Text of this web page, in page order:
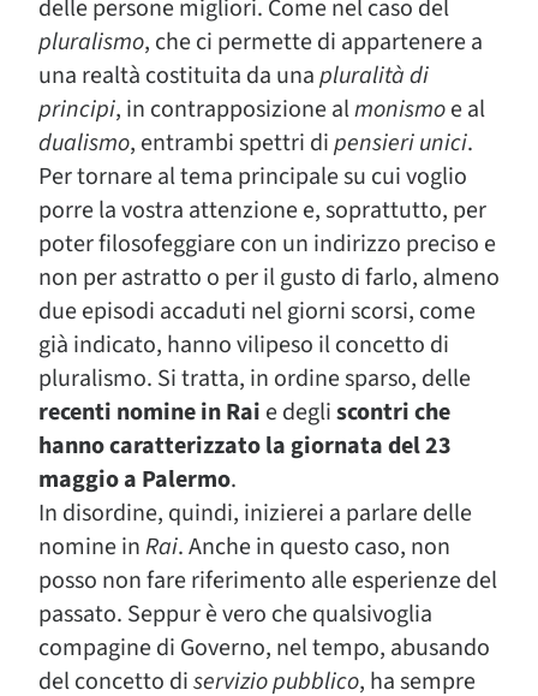
delle persone migliori. Come nel caso del
pluralismo, che ci permette di appartenere a
una realtà costituita da unapluralità di
principi, in contrapposizione almonismoe al
dualismo, entrambi spettri dipensieri unici.
Per tornare al tema principale su cui voglio
porre la vostra attenzione e, soprattutto, per
poter filosofeggiare con un indirizzo preciso e
non per astratto o per il gusto di farlo, almeno
due episodi accaduti nel giorni scorsi, come
già indicato, hanno vilipeso il concetto di
pluralismo. Si tratta, in ordine sparso, delle
recenti nomine in Rai e degliscontri che
hanno caratterizzato la giornata del 23
maggio a Palermo.
In disordine, quindi, inizierei a parlare delle
nomine inRai. Anche in questo caso, non
posso non fare riferimento alle esperienze del
passato. Seppur è vero che qualsivoglia
compagine di Governo, nel tempo, abusando
del concetto diservizio pubblico, ha sempre